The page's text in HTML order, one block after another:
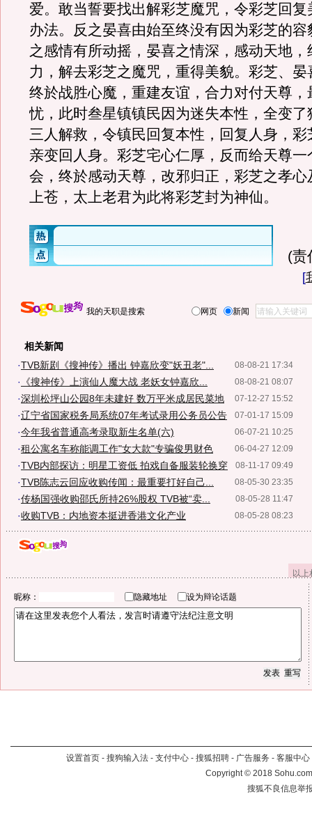
爱。敢当誓要找出解彩芝魔咒，令彩芝回复
办法。反之晏喜由始至终没有因为彩芝的容
之感情有所动摇，晏喜之情深，感动天地，
力，解去彩芝之魔咒，重得美貌。彩芝、晏
终於战胜心魔，重建友谊，合力对付天尊，
忧，此时叁星镇镇民因为迷失本性，全变了
三人解救，令镇民回复本性，回复人身，彩
亲变回人身。彩芝宅心仁厚，反而给天尊一
会，终於感动天尊，改邪归正，彩芝之孝心
上苍，太上老君为此将彩芝封为神仙。
(责
[
我的天职是搜索 网页 新闻
相关新闻
08-08-21 17:34
·TVB新剧《搜神传》播出 钟嘉欣变"妖丑老"...
08-08-21 08:07
· 《搜神传》上演仙人魔大战 老妖女钟嘉欣...
07-12-27 15:52
·深圳松坪山公园8年未建好 数万平米成居民菜地
07-01-17 15:09
·辽宁省国家税务局系统07年考试录用公务员公告
06-07-21 10:25
·今年我省普通高考录取新生名单(六)
06-04-27 12:09
·租公寓名车称能调工作"女大款"专骗俊男财色
08-11-17 09:49
·TVB内部探访：明星工资低 拍戏自备服装轮换穿
08-05-30 23:35
·TVB陈志云回应收购传闻：最重要打好自己...
08-05-28 11:47
·传杨国强收购邵氏所持26%股权 TVB被“卖...
08-05-28 08:23
·收购TVB：内地资本挺进香港文化产业
以
昵称： 隐藏地址 设为辩论话题
设置首页 - 搜狗输入法 - 支付中心 - 搜狐招聘 - 广告服务 - 客服中心
Copyright©2018
搜狐不良信息举